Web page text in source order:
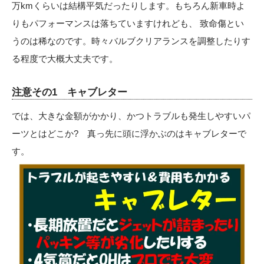
万kmくらいは結構平気だったりします。もちろん新車時よ
りもパフォーマンスは落ちていますけれども、 致命傷とい
うのは稀なのです。時々バルブクリアランスを調整したりす
る程度で大概大丈夫です。
注意その1 キャブレター
では、大きな金額がかかり、かつトラブルも発生しやすいパ
ーツとはどこか? 真っ先に頭に浮かぶのはキャブレターで
す。